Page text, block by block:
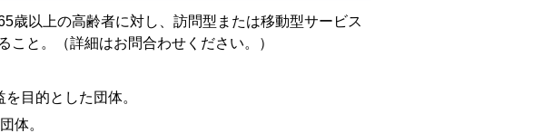
以上の高齢者に対し、訪問型または移動型サービス
と。（詳細はお問合わせください。）
目的とした団体。
体。